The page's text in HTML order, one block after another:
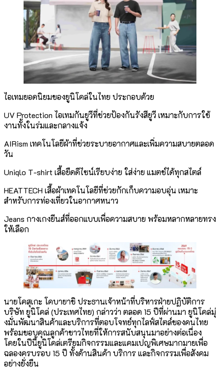
ไอเทมยอดนิยมของยูนิโคล่ในไทย ประกอบด้วย
UV Protection ไอเทมกันยูวีที่ช่วยป้องกันรังสียูวี เหมาะกับการใช้
งานทั้งในร่มและกลางแจ้ง
AIRism เทคโนโลยีผ้าที่ช่วยระบายอากาศและเพิ่มความสบายตลอด
วัน
Uniqlo T-shirt เสื้อยืดดีไซน์เรียบง่าย ใส่ง่าย แมตช์ได้ทุกสไตล์
HEATTECH เสื้อผ้าเทคโนโลยีที่ช่วยกักเก็บความอบอุ่น เหมาะ
สำหรับการท่องเที่ยวในอากาศหนาว
Jeans กางเกงยีนส์ที่ออกแบบเพื่อความสบาย พร้อมหลากหลายทรง
ให้เลือก
นายโคสุเกะ โคบายาชิ ประธานเจ้าหน้าที่บริหารฝ่ายปฏิบัติการ
บริษัท ยูนิโคล่ (ประเทศไทย) กล่าวว่า ตลอด 15 ปีที่ผ่านมา ยูนิโคล่มุ่
งมั่นพัฒนาสินค้าและบริการที่ตอบโจทย์ทุกไลฟ์สไตล์ของคนไทย
พร้อมขอบคุณลูกค้าชาวไทยที่ให้การสนับสนุนมาอย่างต่อเนื่อง
โดยในปีนี้ยูนิโคล่เตรียมกิจกรรมและแคมเปญพิเศษมากมายเพื่อ
ฉลองครบรอบ 15 ปี ทั้งด้านสินค้า บริการ และกิจกรรมเพื่อสังคม
อย่างยั่งยืน